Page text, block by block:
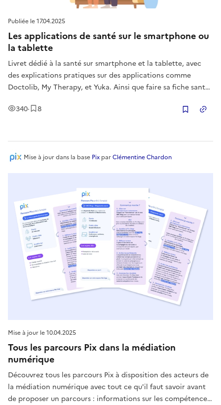
Publiée le17.04.2025
Les applications de santé sur le smartphone ou
la tablette
Livret dédié à la santé sur smartphone et la tablette, avec
des explications pratiques sur des applications comme
Doctolib, My Therapy, et Yuka. Ainsi que faire sa fiche santé
340Vues
· 8Enregistrement
Mise à jour le10.04.2025
Tous les parcours Pix dans la médiation
numérique
Découvrez tous les parcours Pix à disposition des acteurs de
la médiation numérique avec tout ce qu'il faut savoir avant
de proposer un parcours : informations sur les compétences
Mise à jourdans la base Pix parClémentine Chardon